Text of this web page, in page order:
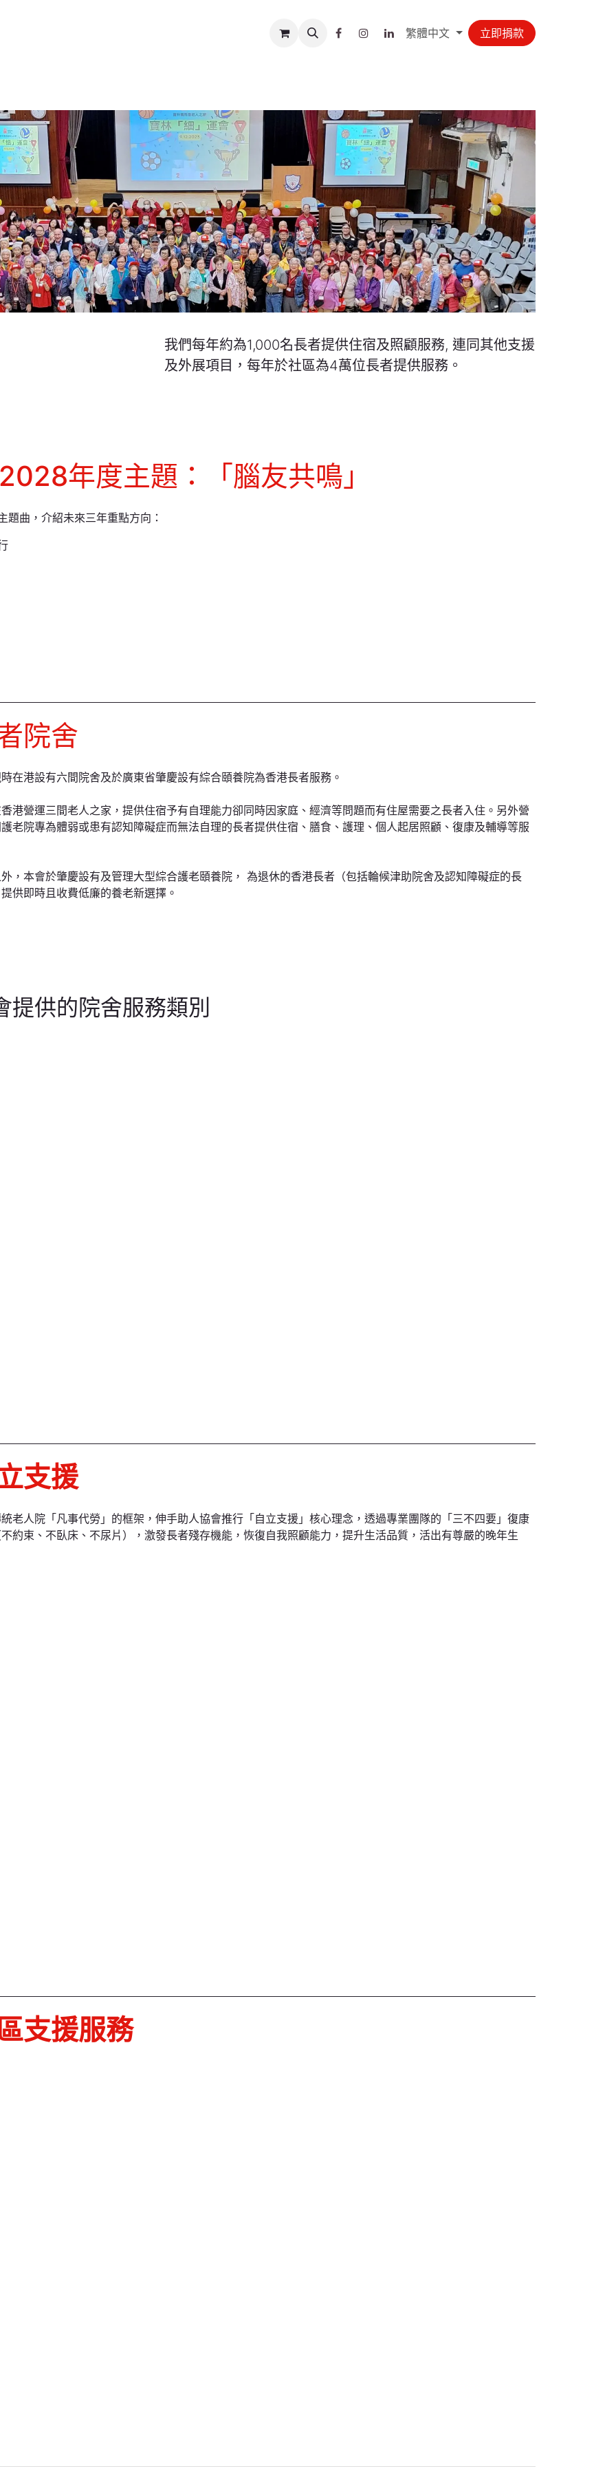
聯絡我們 繁體中文 立即捐款
我們每年約為1,000名長者提供住宿及照顧服務, 連同其他支援
及外展項目，每年於社區為4萬位長者提供服務。
年度主題：「腦友共鳴」
題曲，介紹未來三年重點方向：
院舍
在港設有六間院舍及於廣東省肇慶設有綜合頤養院為香港長者服務。
港營運三間老人之家，提供住宿予有自理能力卻同時因家庭、經濟等問題而有住屋需要之長者入住。另外營
老院專為體弱或患有認知障礙症而無法自理的長者提供住宿、膳食、護理、個人起居照顧、復康及輔導等服
，本會於肇慶設有及管理大型綜合護老頤養院， 為退休的香港長者（包括輪候津助院舍及認知障礙症的長
供即時且收費低廉的養老新選擇。
提供的院舍服務類別
支援
老人院「凡事代勞」的框架，伸手助人協會推行「自立支援」核心理念，透過專業團隊的「三不四要」復康
約束、不臥床、不尿片），激發長者殘存機能，恢復自我照顧能力，提升生活品質，活出有尊嚴的晚年生
支援服務